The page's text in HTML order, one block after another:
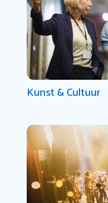
Kunst & Cultuur